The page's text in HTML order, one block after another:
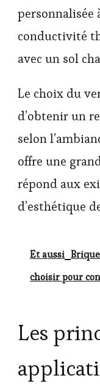
personnalisée
conductivité
avec un sol
Le choix du
d’obtenir un
selon
offre une
répond aux
d’esthétique
Et aussi
choisir pour
Les